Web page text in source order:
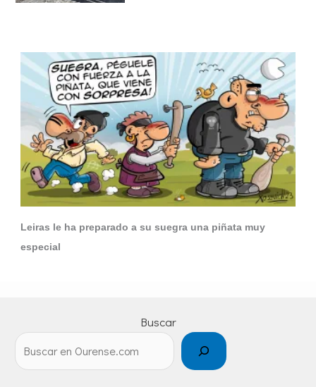
Leiras le ha preparado a su suegra una piñata muy
especial
Buscar